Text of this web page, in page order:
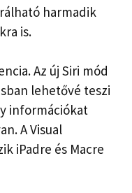
harmadik
is.
Az új Siri mód
lehetővé teszi
információkat
A Visual
iPadre és Macre